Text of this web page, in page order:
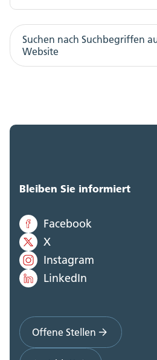
Suchen nach Suchbegriffen
Website
Bleiben Sie informiert
Facebook
X
Instagram
LinkedIn
Offene Stellen